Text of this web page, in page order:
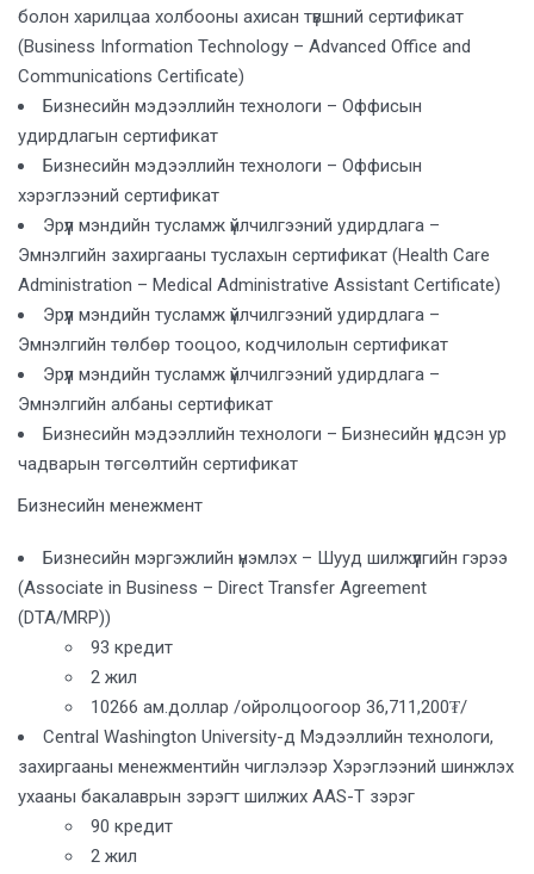
болон харилцаа холбооны ахисан түвшний сертификат
(Business Information Technology – Advanced Office and
Communications Certificate)
Бизнесийн мэдээллийн технологи – Оффисын
удирдлагын сертификат
Бизнесийн мэдээллийн технологи – Оффисын
хэрэглээний сертификат
Эрүүл мэндийн тусламж үйлчилгээний удирдлага –
Эмнэлгийн захиргааны туслахын сертификат (Health Care
Administration – Medical Administrative Assistant Certificate)
Эрүүл мэндийн тусламж үйлчилгээний удирдлага –
Эмнэлгийн төлбөр тооцоо, кодчилолын сертификат
Эрүүл мэндийн тусламж үйлчилгээний удирдлага –
Эмнэлгийн албаны сертификат
Бизнесийн мэдээллийн технологи – Бизнесийн үндсэн ур
чадварын төгсөлтийн сертификат
Бизнесийн менежмент
Бизнесийн мэргэжлийн үнэмлэх – Шууд шилжүүлгийн гэрээ
(Associate in Business – Direct Transfer Agreement
(DTA/MRP))
93 кредит
2 жил
10266 ам.доллар /ойролцоогоор 36,711,200₮/
Central Washington University-д Мэдээллийн технологи,
захиргааны менежментийн чиглэлээр Хэрэглээний шинжлэх
ухааны бакалаврын зэрэгт шилжих AAS-T зэрэг
90 кредит
2 жил